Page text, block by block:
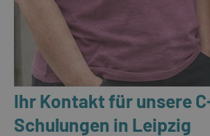
Ihr Kontakt für unsere
Schulungen in Leipzig